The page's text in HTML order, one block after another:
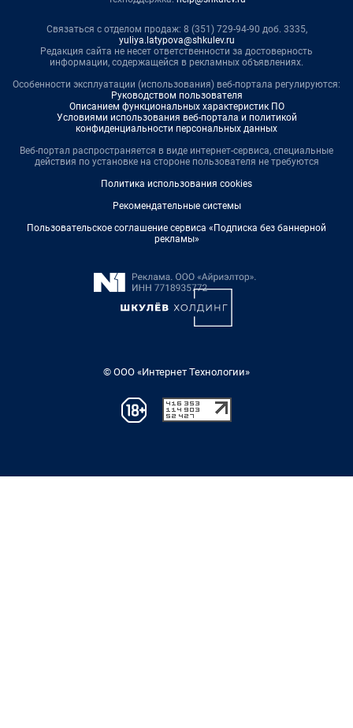
Связаться с отделом продаж: 8 (351) 729-94-90 доб. 3335,
yuliya.latypova@shkulev.ru
Редакция сайта не несет ответственности за достоверность
информации, содержащейся в рекламных объявлениях.
Особенности эксплуатации (использования) веб-портала регулируются:
Руководством пользователя
Описанием функциональных характеристик ПО
Условиями использования веб-портала и политикой
конфиденциальности персональных данных
Веб-портал распространяется в виде интернет-сервиса, специальные
действия по установке на стороне пользователя не требуются
Политика использования cookies
Рекомендательные системы
Пользовательское соглашение сервиса «Подписка без баннерной
рекламы»
© ООО «Интернет Технологии»